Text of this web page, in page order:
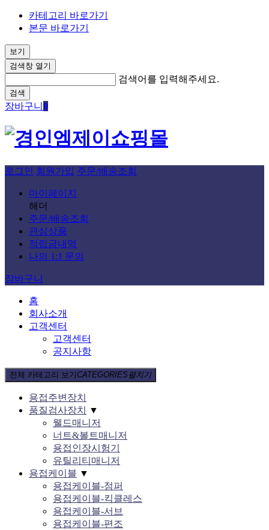
카테고리 바로가기
본문 바로가기
보기
검색창 열기
검색어를 입력해주세요.
검색
장바구니 0
로그인 회원가입 주문/배송조회
마이페이지
해더
주문/배송조회
관심상품
적립금내역
나의 1:1 문의
장바구니
홈
회사소개
고객센터
고객센터
공지사항
전체 카테고리 보기 CATEGORIES펼치기
용접주변장치
품질검사장치
▼
웰드매니저
너트&볼트매니저
용접인장시험기
유틸리티매니저
용접케이블 ▼
용접케이블-점퍼
용접케이블-킥클레스
용접케이블-서브
용접케이블-편조